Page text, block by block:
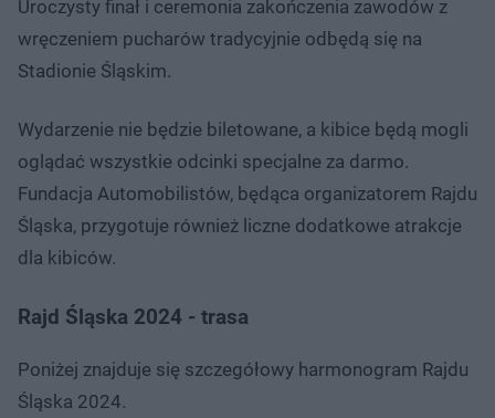
Uroczysty finał i ceremonia zakończenia zawodów z
wręczeniem pucharów tradycyjnie odbędą się na
Stadionie Śląskim.
Wydarzenie nie będzie biletowane, a kibice będą mogli
oglądać wszystkie odcinki specjalne za darmo.
Fundacja Automobilistów, będąca organizatorem Rajdu
Śląska, przygotuje również liczne dodatkowe atrakcje
dla kibiców.
Rajd Śląska 2024 - trasa
Poniżej znajduje się szczegółowy harmonogram Rajdu
Śląska 2024.